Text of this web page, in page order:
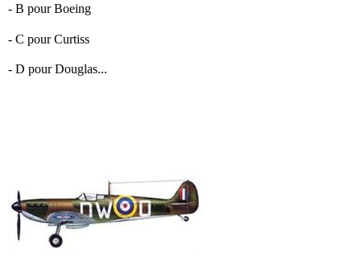
- B pour Boeing
- C pour Curtiss
- D pour Douglas...